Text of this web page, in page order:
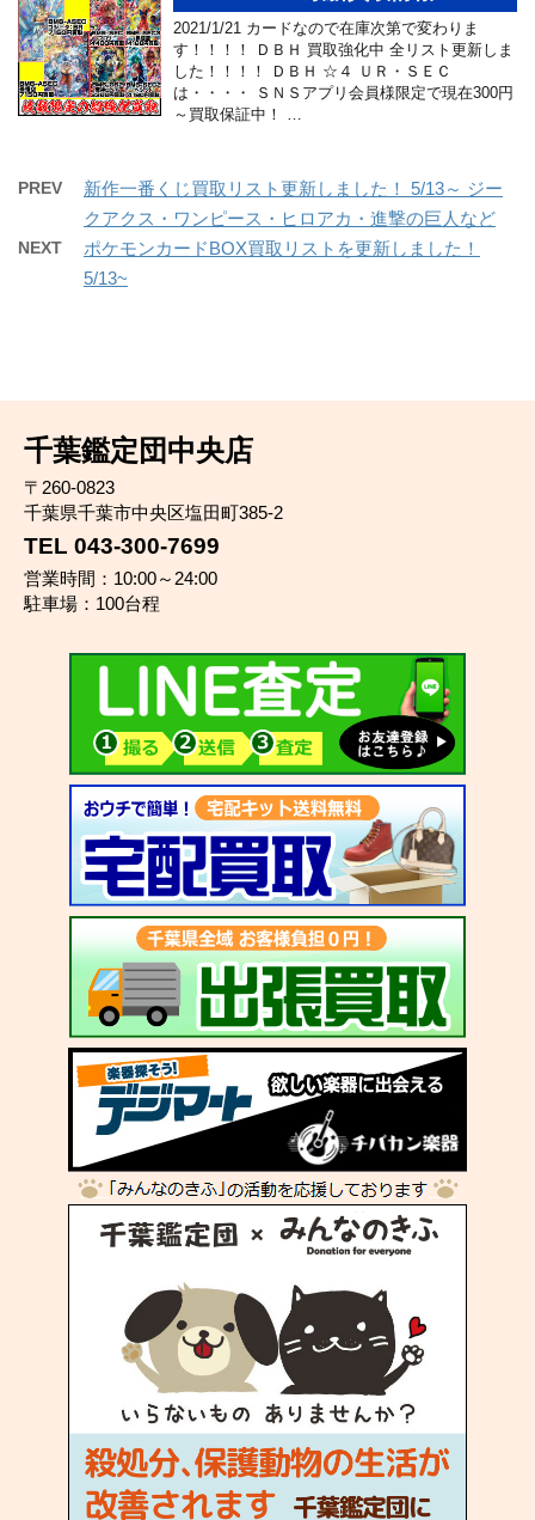
2021/1/21 カードなので在庫次第で変わりま
す！！！！ ＤＢＨ 買取強化中 全リスト更新しま
した！！！！ ＤＢＨ ☆４ ＵＲ・ＳＥＣ
は・・・・ ＳＮＳアプリ会員様限定で現在300円
～買取保証中！ …
PREV
新作一番くじ買取リスト更新しました！ 5/13～ ジー
クアクス・ワンピース・ヒロアカ・進撃の巨人など
NEXT
ポケモンカードBOX買取リストを更新しました！
5/13~
千葉鑑定団中央店
〒260-0823
千葉県千葉市中央区塩田町385-2
TEL 043-300-7699
営業時間：10:00～24:00
駐車場：100台程